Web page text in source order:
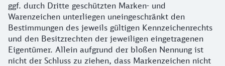
ggf. durch Dritte geschützten Marken- und
Warenzeichen unterliegen uneingeschränkt den
Bestimmungen des jeweils gültigen Kennzeichenrechts
und den Besitzrechten der jeweiligen eingetragenen
Eigentümer. Allein aufgrund der bloßen Nennung ist
nicht der Schluss zu ziehen, dass Markenzeichen nicht